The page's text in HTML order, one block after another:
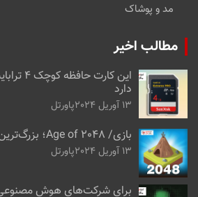
مد و پوشاک
مطالب اخیر
این
دارد
13 آوریل 2024 پاورتل
بازی/ Age of 2048؛ بزرگ‌ترین تمدن جهان را بسازید
13 آوریل 2024 پاورتل
برای شرکت‌های هوش مصنوعی